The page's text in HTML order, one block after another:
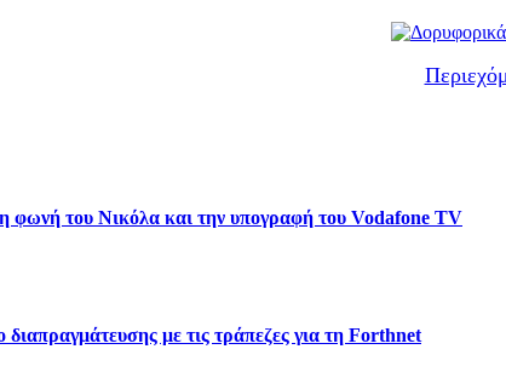
φωνή του Νικόλα και την υπογραφή του Vodafone TV
με τις τράπεζες για τη Forthnet